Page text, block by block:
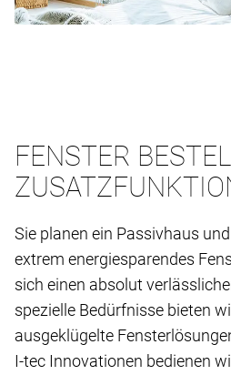
FENSTER
Sie planen ein Passivhaus
extrem energiesparendes
sich einen absolut
spezielle Bedürfnisse bieten
ausgeklügelte
I-tec Innovationen bedienen